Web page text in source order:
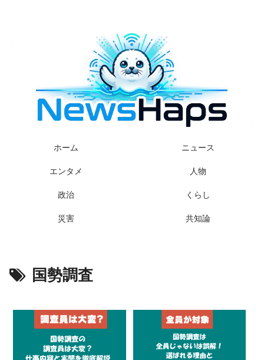
ホーム ニュース
エンタメ 人物
政治 くらし
災害 共知論
国勢調査